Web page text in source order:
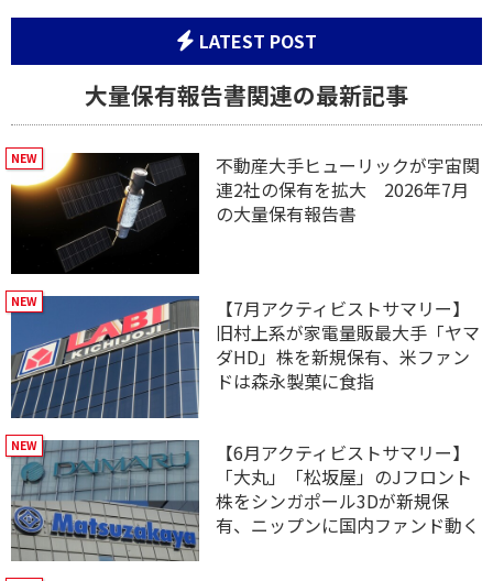
LATEST POST
大量保有報告書関連の最新記事
不動産大手ヒューリックが宇宙関
連2社の保有を拡大 2026年7月
の大量保有報告書
【7月アクティビストサマリー】
旧村上系が家電量販最大手「ヤマ
ダHD」株を新規保有、米ファン
ドは森永製菓に食指
【6月アクティビストサマリー】
「大丸」「松坂屋」のJフロント
株をシンガポール3Dが新規保
有、ニップンに国内ファンド動く